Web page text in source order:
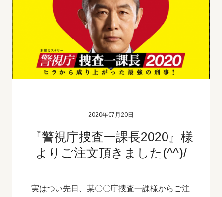
2020年07月20日
『警視庁捜査一課長2020』様
よりご注文頂きました(^^)/
実はつい先日、某〇〇庁捜査一課様からご注